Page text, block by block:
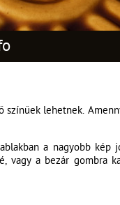
lehetnek.
a nagyobb kép
vagy a bezár gombra